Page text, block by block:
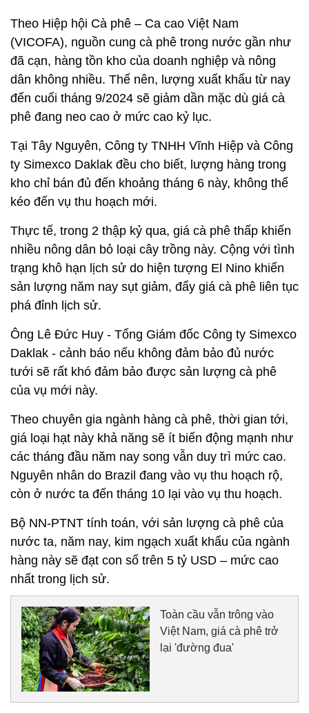
Theo Hiệp hội Cà phê – Ca cao Việt Nam
(VICOFA), nguồn cung cà phê trong nước gần như
đã cạn, hàng tồn kho của doanh nghiệp và nông
dân không nhiều. Thế nên, lượng xuất khẩu từ nay
đến cuối tháng 9/2024 sẽ giảm dần mặc dù giá cà
phê đang neo cao ở mức cao kỷ lục.
Tại Tây Nguyên, Công ty TNHH Vĩnh Hiệp và Công
ty Simexco Daklak đều cho biết, lượng hàng trong
kho chỉ bán đủ đến khoảng tháng 6 này, không thể
kéo đến vụ thu hoạch mới.
Thực tế, trong 2 thập kỷ qua, giá cà phê thấp khiến
nhiều nông dân bỏ loại cây trồng này. Cộng với tình
trạng khô hạn lịch sử do hiện tượng El Nino khiến
sản lượng năm nay sụt giảm, đẩy giá cà phê liên tục
phá đỉnh lịch sử.
Ông Lê Đức Huy - Tổng Giám đốc Công ty Simexco
Daklak - cảnh báo nếu không đảm bảo đủ nước
tưới sẽ rất khó đảm bảo được sản lượng cà phê
của vụ mới này.
Theo chuyên gia ngành hàng cà phê, thời gian tới,
giá loại hạt này khả năng sẽ ít biến động mạnh như
các tháng đầu năm nay song vẫn duy trì mức cao.
Nguyên nhân do Brazil đang vào vụ thu hoạch rộ,
còn ở nước ta đến tháng 10 lại vào vụ thu hoạch.
Bộ NN-PTNT tính toán, với sản lượng cà phê của
nước ta, năm nay, kim ngạch xuất khẩu của ngành
hàng này sẽ đạt con số trên 5 tỷ USD – mức cao
nhất trong lịch sử.
Toàn cầu vẫn trông vào
Việt Nam, giá cà phê trở
lại 'đường đua'